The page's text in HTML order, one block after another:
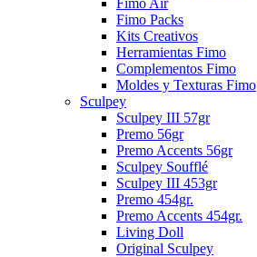
Fimo Packs
Kits Creativos
Herramientas Fimo
Complementos Fimo
Moldes y Texturas Fimo
Sculpey
Sculpey III 57gr
Premo 56gr
Premo Accents 56gr
Sculpey Soufflé
Sculpey III 453gr
Premo 454gr.
Premo Accents 454gr.
Living Doll
Original Sculpey